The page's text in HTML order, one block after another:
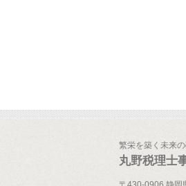
繁栄を築く未来
丸野税理士